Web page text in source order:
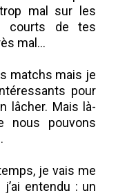
mal sur les
courts de tes
mal...
matchs mais je
pour
lâcher. Mais là-
nous pouvons
je vais me
entendu : un